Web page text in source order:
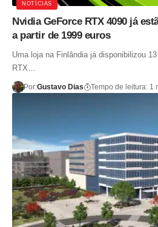
NOTÍCIAS
Nvidia GeForce RTX 4090 já
a partir de 1999 euros
Uma loja na Finlândia já disponibilizou
RTX…
Por:Gustavo Dias Tempo de leitura: 1